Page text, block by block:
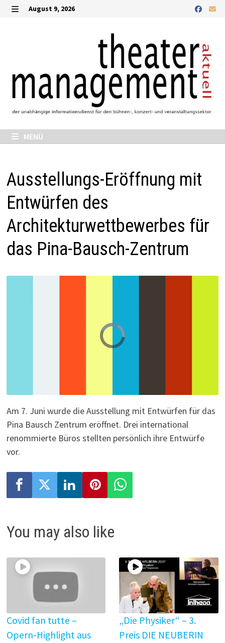
Zurück
August 9, 2026
MENÜ
Ausstellungs-Eröffnung mit
Entwürfen des
Architekturwettbewerbes für
das Pina-Bausch-Zentrum
d
o
a
i
n
.
Am 7. Juni wurde die Ausstellung mit Entwürfen für das
Pina Bausch Zentrum eröffnet. Drei international
renommierte Büros stellten persönlich ihre Entwürfe
vor.
You may also like
Covid fan tutte –
Opern-Highlight aus
„Die Physiker“ – 3.
Preis DIE NEUBERIN